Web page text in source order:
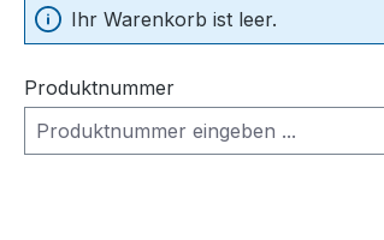
Ihr Warenkorb ist leer.
Produktnummer